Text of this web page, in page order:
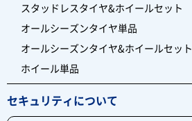
スタッドレスタイヤ&ホイールセット
オールシーズンタイヤ単品
オールシーズンタイヤ&ホイールセット
ホイール単品
セキュリティについて